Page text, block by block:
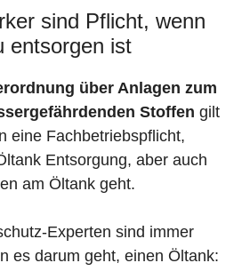
sind Pflicht, wenn
entsorgen ist
über Anlagen zum
Stoffen gilt
eine Fachbetriebspflicht,
Entsorgung, aber auch
am Öltank geht.
Experten sind immer
es darum geht, einen Öltank: